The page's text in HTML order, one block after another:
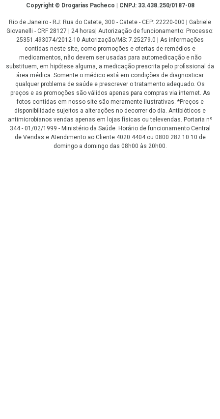
CopyrightCopyright © Drogarias Pacheco | CNPJ: 33.438.250/0187-08
Rio de Janeiro - RJ: Rua do Catete, 300 - Catete - CEP: 22220-000 | Gabriele
Giovanelli - CRF 28127 | 24 horas| Autorização de funcionamento: Processo:
25351.493074/2012-10 Autorização/MS: 7.25279.0 | As informações
contidas neste site, como promoções e ofertas de remédios e
medicamentos, não devem ser usadas para automedicação e não
substituem, em hipótese alguma, a medicação prescrita pelo profissional da
área médica. Somente o médico está em condições de diagnosticar
qualquer problema de saúde e prescrever o tratamento adequado. Os
preços e as promoções são válidos apenas para compras via internet. As
fotos contidas em nosso site são meramente ilustrativas. *Preços e
disponibilidade sujeitos a alterações no decorrer do dia. Antibióticos e
antimicrobianos vendas apenas em lojas físicas ou televendas. Portaria nº
344 - 01/02/1999 - Ministério da Saúde. Horário de funcionamento Central
de Vendas e Atendimento ao Cliente 4020 4404 ou 0800 282 10 10 de
domingo a domingo das 08h00 às 20h00.